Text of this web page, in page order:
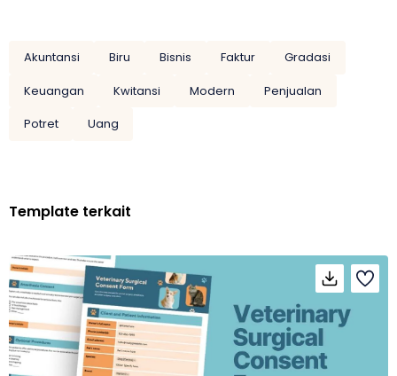
Akuntansi Biru Bisnis Faktur
Gradasi
Keuangan
Kwitansi Modern
Penjualan
Potret
Uang
Template terkait